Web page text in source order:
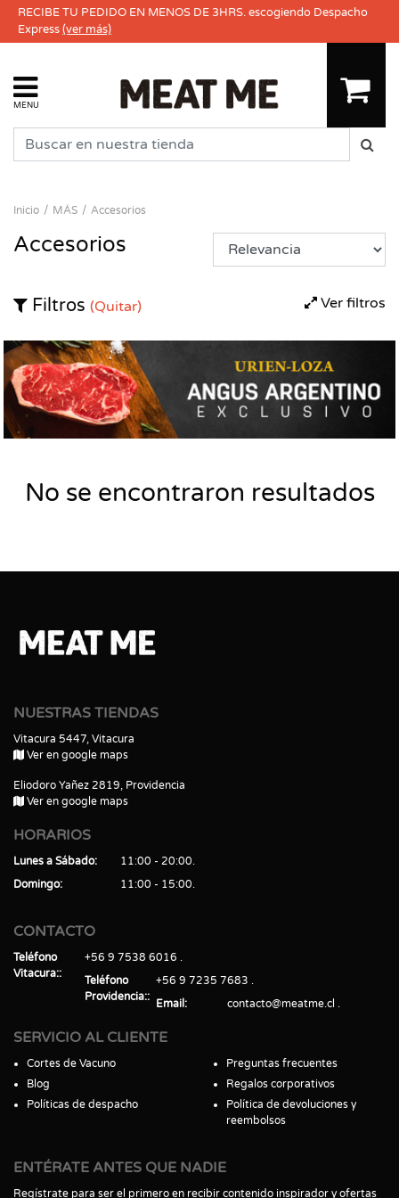
RECIBE TU PEDIDO EN MENOS DE 3HRS. escogiendo Despacho
Express(ver más)
MENU
Inicio MÁS Accesorios
Accesorios
Ver filtros
Filtros (Quitar)
No se encontraron resultados
NUESTRAS TIENDAS
Vitacura 5447, Vitacura
Ver en google maps
Eliodoro Yañez 2819, Providencia
Ver en google maps
HORARIOS
Lunes a Sábado
11:00 - 20:00
Domingo
11:00 - 15:00
CONTACTO
Teléfono
Vitacura:
+56 9 7538 6016
Teléfono
Providencia:
+56 9 7235 7683
Email
contacto@meatme.cl
SERVICIO AL CLIENTE
Cortes de Vacuno
Blog
Políticas de despacho
Preguntas frecuentes
Regalos corporativos
Política de devoluciones y
reembolsos
ENTÉRATE ANTES QUE NADIE
Regístrate para ser el primero en recibir contenido inspirador y ofertas